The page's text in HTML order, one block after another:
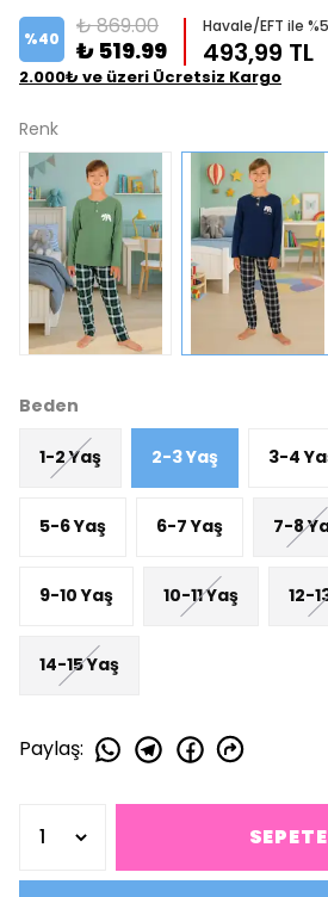
%40 ₺ 869.00
₺ 519.99
Havale/EFT ile
493,99 TL
2.000₺ ve üzeri Ücretsiz Kargo
Renk
Beden
1-2 Yaş 2-3 Yaş 3-4
5-6 Yaş 6-7 Yaş 7-8
9-10 Yaş 10-11 Yaş 12-
14-15 Yaş
Paylaş: